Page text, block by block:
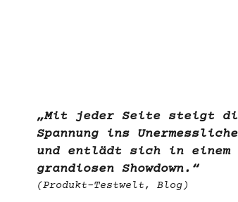
„Mit jeder Seite steigt
Spannung ins Unermessliche
und entlädt sich in einem
grandiosen Showdown.“
(Produkt-Testwelt, Blog)